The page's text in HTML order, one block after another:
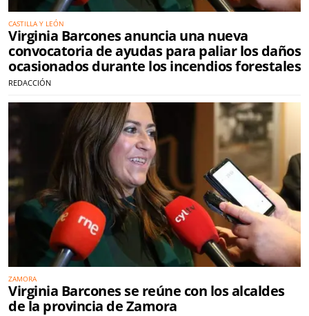
CASTILLA Y LEÓN
Virginia Barcones anuncia una nueva
convocatoria de ayudas para paliar los daños
ocasionados durante los incendios forestales
REDACCIÓN
ZAMORA
Virginia Barcones se reúne con los alcaldes
de la provincia de Zamora